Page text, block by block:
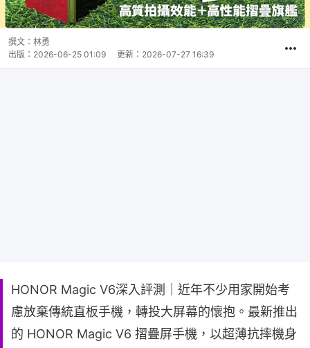
撰文： 林勇
出版： 2026-06-25 01:09 更新： 2026-07-27 16:39
HONOR Magic V6深入評測｜近年不少用家開始考
慮放棄傳統直板手機，轉投大屏幕的懷抱。最新推出
的 HONOR Magic V6 摺疊屏手機，以超薄抗摔機身